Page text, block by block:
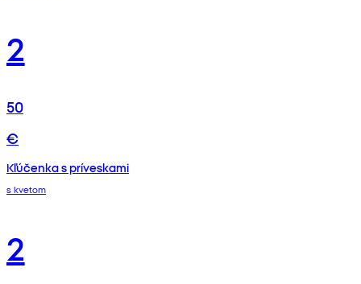
2
50
€
Kľúčenka s príveskami
s kvetom
2